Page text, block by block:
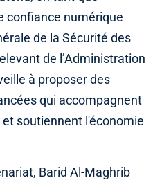
confiance numérique
de la Sécurité des
de l’Administration
à proposer des
qui accompagnent
soutiennent l'économie
Barid Al-Maghrib